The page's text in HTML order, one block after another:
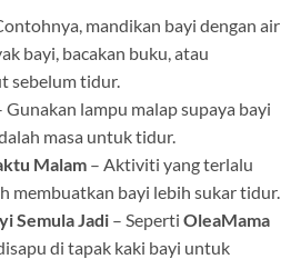
mandikan bayi dengan air
bayi, bacakan buku, atau
sebelum tidur.
Gunakan lampu malap supaya bayi
masa untuk tidur.
Malam – Aktiviti yang terlalu
membuatkan bayi lebih sukar tidur.
Semula Jadi – Seperti OleaMama
di tapak kaki bayi untuk